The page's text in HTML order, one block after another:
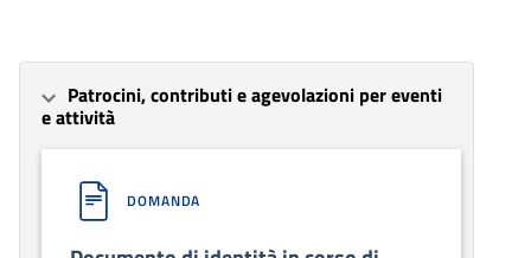
Patrocini, contributi e agevolazioni per eventi
e attività
DOMANDA